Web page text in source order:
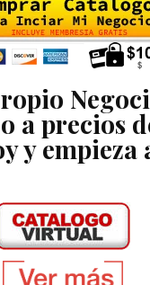
a precios
y empieza